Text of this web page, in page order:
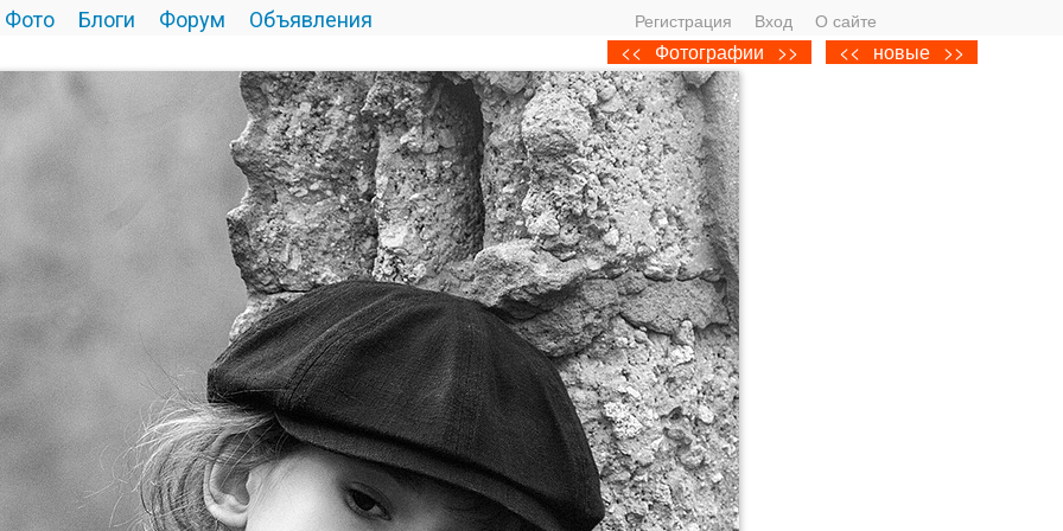
Фото Блоги Форум Объявления Регистрация Вход О сайте
<< новые >>
<< Фотографии >>